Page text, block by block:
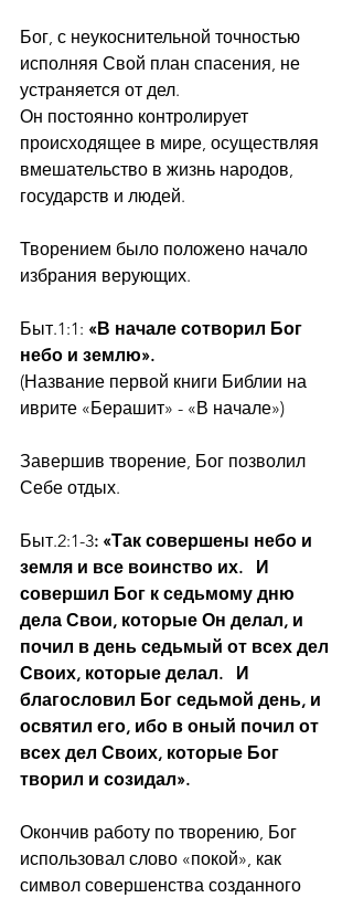
Бог, с неукоснительной точностью
исполняя Свой план спасения, не
устраняется от дел.
Он постоянно контролирует
происходящее в мире, осуществляя
вмешательство в жизнь народов,
государств и людей.
Творением было положено начало
избрания верующих.
Быт.1:1: «В начале сотворил Бог
небо и землю».
(Название первой книги Библии на
иврите «Берашит» - «В начале»)
Завершив творение, Бог позволил
Себе отдых.
Быт.2:1-3: «Так совершены небо и
земля и все воинство их.   И
совершил Бог к седьмому дню
дела Свои, которые Он делал, и
почил в день седьмый от всех дел
Своих, которые делал.   И
благословил Бог седьмой день, и
освятил его, ибо в оный почил от
всех дел Своих, которые Бог
творил и созидал».
Окончив работу по творению, Бог
использовал слово «покой», как
символ совершенства созданного